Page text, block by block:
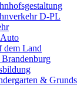
D-PL
dem Land
&